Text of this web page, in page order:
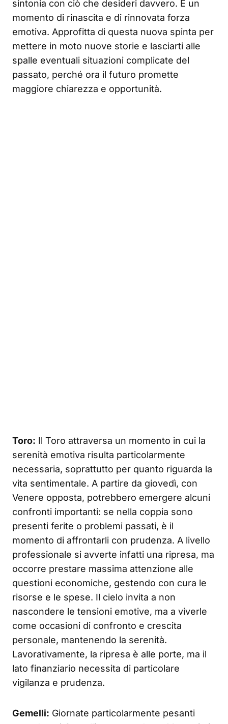
sintonia con ciò che desideri davvero. È un
momento di rinascita e di rinnovata forza
emotiva. Approfitta di questa nuova spinta per
mettere in moto nuove storie e lasciarti alle
spalle eventuali situazioni complicate del
passato, perché ora il futuro promette
maggiore chiarezza e opportunità.
Toro: Il Toro attraversa un momento in cui la
serenità emotiva risulta particolarmente
necessaria, soprattutto per quanto riguarda la
vita sentimentale. A partire da giovedì, con
Venere opposta, potrebbero emergere alcuni
confronti importanti: se nella coppia sono
presenti ferite o problemi passati, è il
momento di affrontarli con prudenza. A livello
professionale si avverte infatti una ripresa, ma
occorre prestare massima attenzione alle
questioni economiche, gestendo con cura le
risorse e le spese. Il cielo invita a non
nascondere le tensioni emotive, ma a viverle
come occasioni di confronto e crescita
personale, mantenendo la serenità.
Lavorativamente, la ripresa è alle porte, ma il
lato finanziario necessita di particolare
vigilanza e prudenza.
Gemelli: Giornate particolarmente pesanti